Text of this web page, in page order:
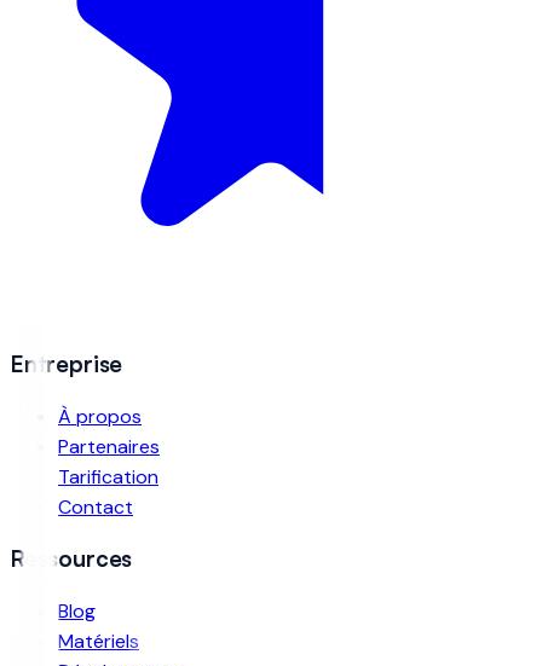
Entreprise
À propos
Partenaires
Tarification
Contact
Ressources
Blog
Matériels